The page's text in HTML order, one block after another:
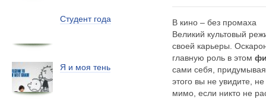
Студент года
Я и моя тень
В кино – без промаха
Великий культовый
своей карьеры.
главную роль в этом
сами себя,
этого вы не увидите,
мимо, если никто не